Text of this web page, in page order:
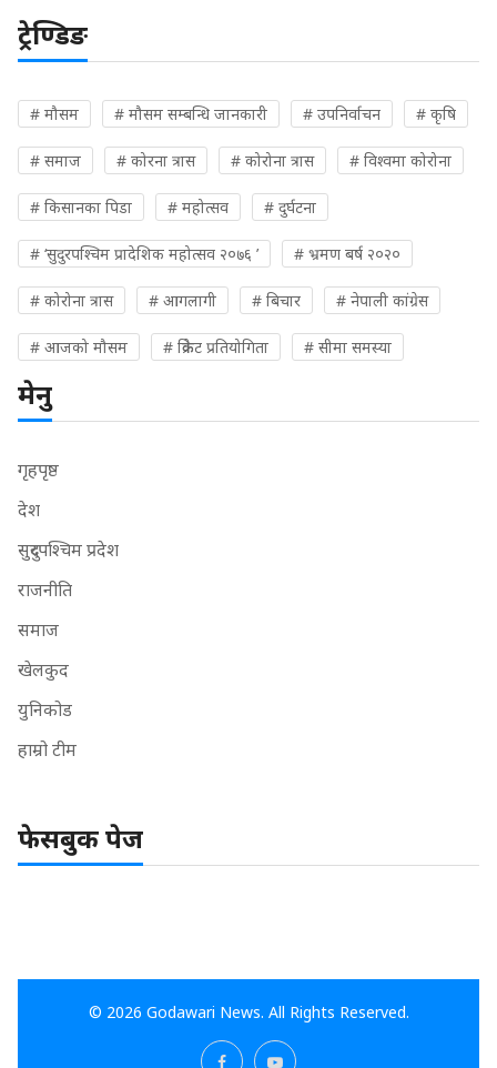
ट्रेण्डिङ
# मौसम # मौसम सम्बन्धि जानकारी # उपनिर्वाचन # कृषि
# समाज # कोरना त्रास # कोरोना त्रास # विश्वमा कोरोना
# किसानका पिडा # महोत्सव # दुर्घटना
# ‘सुदुरपश्चिम प्रादेशिक महोत्सव २०७६ ’ # भ्रमण बर्ष २०२०
# कोरोना त्रास # आगलागी # बिचार # नेपाली कांग्रेस
# आजको मौसम # क्रिकेट प्रतियोगिता # सीमा समस्या
मेनु
गृहपृष्ठ
देश
सुदुरपश्चिम प्रदेश
राजनीति
समाज
खेलकुद
युनिकोड
हाम्रो टीम
फेसबुक पेज
© 2026 Godawari News. All Rights Reserved.